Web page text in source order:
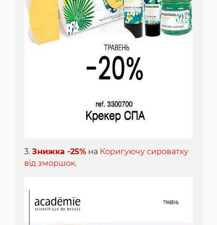
3. Знижка -25% на Коригуючу сироватку
від зморшок.